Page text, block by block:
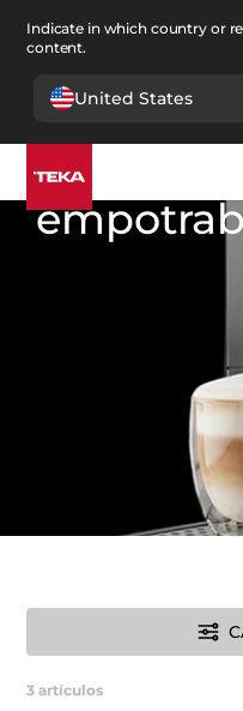
Indicate in which country or
content.
United States
Cocina >Cafeteras
Cafeteras
3 artículos